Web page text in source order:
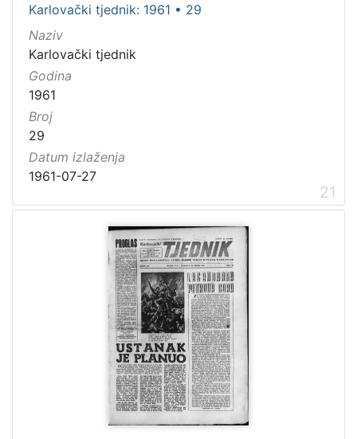
Karlovački tjednik: 1961 • 29
Naziv
Karlovački tjednik
Godina
1961
Broj
29
Datum izlaženja
1961-07-27
21